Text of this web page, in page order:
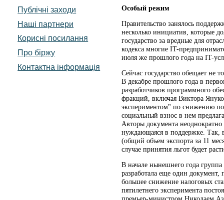
Публічні заходи
Наші партнери
Корисні посилання
Про біржу
Контактна інформація
Особый режим
Правительство занялось
несколько инициатив, которые
государство за вредные для
кодекса многие IT-
июля же прошлого года на IT-
Сейчас государство обещает не
В декабре прошлого года в
разработчиков программного
фракций, включая Виктора
экспериментом" по снижению
социальный взнос в нем
Авторы документа неоднократно
нуждающаяся в поддержке. Так,
(общий объем экспорта за 11
случае принятия льгот будет
В начале нынешнего года
разработала еще один
большее снижение налоговых
пятилетнего эксперимента
премьер-министром Николаем